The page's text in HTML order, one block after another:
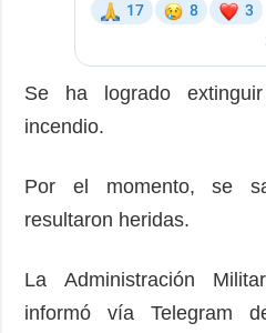
Se ha logrado
incendio.
Por el momento, se
resultaron heridas.
La Administración
informó vía Telegram